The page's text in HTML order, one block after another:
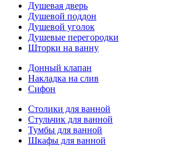
Душевая дверь
Душевой поддон
Душевой уголок
Душевые перегородки
Шторки на ванну
Донный клапан
Накладка на слив
Сифон
Столики для ванной
Стульчик для ванной
Тумбы для ванной
Шкафы для ванной